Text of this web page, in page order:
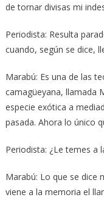
de tornar divisas mi
Periodista: Resulta
cuando, según se dice,
Marabú: Es una de las
camagüeyana, llamada
especie exótica a
pasada. Ahora lo único
Periodista: ¿Le temes a
Marabú: Lo que se dice
viene a la memoria el